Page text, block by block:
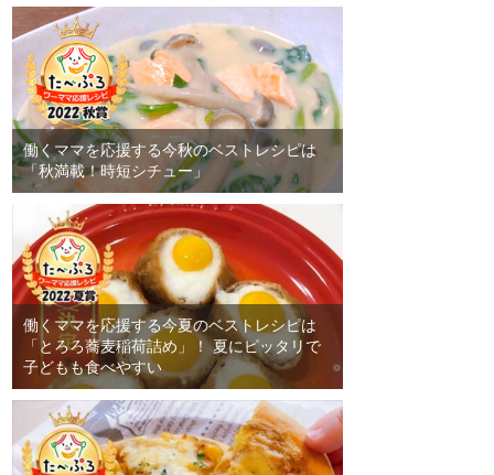
働くママを応援する今秋のベストレシピは
「秋満載！時短シチュー」
働くママを応援する今夏のベストレシピは
「とろろ蕎麦稲荷詰め」！ 夏にピッタリで
子どもも食べやすい